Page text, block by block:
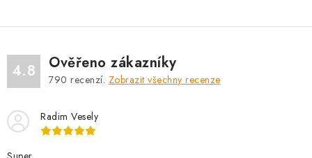
4.8 Ověřeno zákazníky
790 recenzí. Zobrazit všechny recenze
Radim Vesely